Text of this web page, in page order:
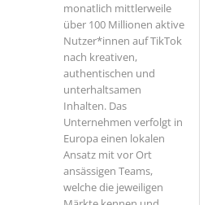
monatlich mittlerweile
über 100 Millionen aktive
Nutzer*innen auf TikTok
nach kreativen,
authentischen und
unterhaltsamen
Inhalten. Das
Unternehmen verfolgt in
Europa einen lokalen
Ansatz mit vor Ort
ansässigen Teams,
welche die jeweiligen